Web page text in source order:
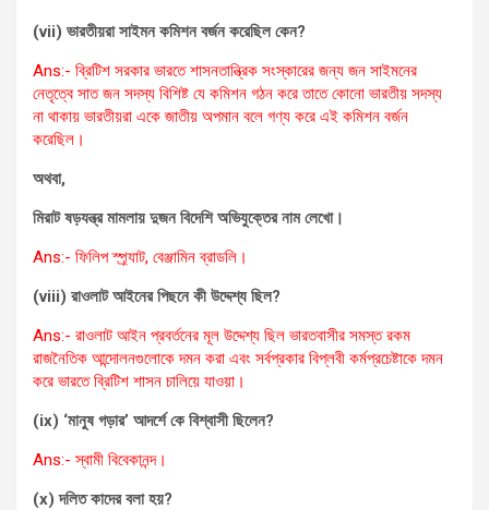
(vii) ভারতীয়রা সাইমন কমিশন বর্জন করেছিল কেন?
Ans:- ব্রিটিশ সরকার ভারতে শাসনতান্ত্রিক সংস্কারের জন্য জন সাইমনের
নেতৃত্বে সাত জন সদস্য বিশিষ্ট যে কমিশন গঠন করে তাতে কোনো ভারতীয় সদস্য
না থাকায় ভারতীয়রা একে জাতীয় অপমান বলে গণ্য করে এই কমিশন বর্জন
করেছিল।
অথবা,
মিরাট ষড়যন্ত্র মামলায় দুজন বিদেশি অভিযুক্তের নাম লেখো।
Ans:- ফিলিপ স্প্র্যাট, বেঞ্জামিন ব্রাডলি।
(viii) রাওলাট আইনের পিছনে কী উদ্দেশ্য ছিল?
Ans:- রাওলাট আইন প্রবর্তনের মূল উদ্দেশ্য ছিল ভারতবাসীর সমস্ত রকম
রাজনৈতিক আন্দোলনগুলোকে দমন করা এবং সর্বপ্রকার বিপ্লবী কর্মপ্রচেষ্টাকে দমন
করে ভারতে ব্রিটিশ শাসন চালিয়ে যাওয়া।
(ix) ‘মানুষ গড়ার’ আদর্শে কে বিশ্বাসী ছিলেন?
Ans:- স্বামী বিবেকানন্দ।
(x) দলিত কাদের বলা হয়?